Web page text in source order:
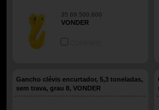
35.69.500.600
VONDER
Gancho clévis encurtador, 5,3 toneladas,
sem trava, grau 8, VONDER